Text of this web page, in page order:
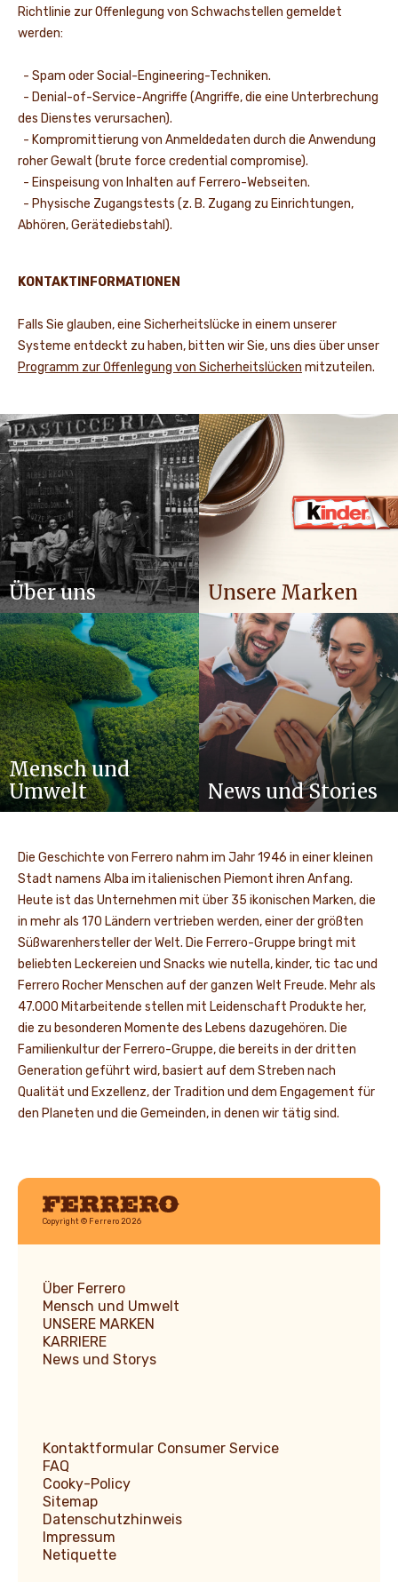
Richtlinie zur Offenlegung von Schwachstellen gemeldet
werden:
- Spam oder Social-Engineering-Techniken.
- Denial-of-Service-Angriffe (Angriffe, die eine Unterbrechung
des Dienstes verursachen).
- Kompromittierung von Anmeldedaten durch die Anwendung
roher Gewalt (brute force credential compromise).
- Einspeisung von Inhalten auf Ferrero-Webseiten.
- Physische Zugangstests (z. B. Zugang zu Einrichtungen,
Abhören, Gerätediebstahl).
KONTAKTINFORMATIONEN
Falls Sie glauben, eine Sicherheitslücke in einem unserer
Systeme entdeckt zu haben, bitten wir Sie, uns dies über unser
Programm zur Offenlegung von Sicherheitslücken mitzuteilen.
Über uns Unsere Marken
Mensch und
Umwelt
News und Stories
Die Geschichte von Ferrero nahm im Jahr 1946 in einer kleinen
Stadt namens Alba im italienischen Piemont ihren Anfang.
Heute ist das Unternehmen mit über 35 ikonischen Marken, die
in mehr als 170 Ländern vertrieben werden, einer der größten
Süßwarenhersteller der Welt. Die Ferrero-Gruppe bringt mit
beliebten Leckereien und Snacks wie nutella, kinder, tic tac und
Ferrero Rocher Menschen auf der ganzen Welt Freude. Mehr als
47.000 Mitarbeitende stellen mit Leidenschaft Produkte her,
die zu besonderen Momente des Lebens dazugehören. Die
Familienkultur der Ferrero-Gruppe, die bereits in der dritten
Generation geführt wird, basiert auf dem Streben nach
Qualität und Exzellenz, der Tradition und dem Engagement für
den Planeten und die Gemeinden, in denen wir tätig sind.
Ferrero
Copyright © Ferrero 2026
Über Ferrero
Mensch und Umwelt
UNSERE MARKEN
KARRIERE
News und Storys
Kontaktformular Consumer Service
FAQ
Cooky-Policy
Sitemap
Datenschutzhinweis
Impressum
Netiquette